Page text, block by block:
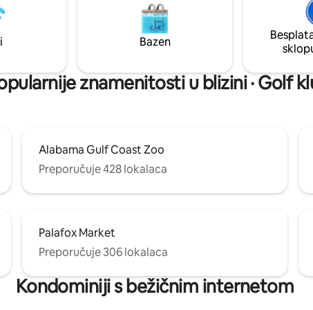
kuhinja, brzi Wi-Fi,
garažno parkiralište i
plažu – sve što vam je
ugodan boravak
kavu, NOVU perilicu/sušilicu,
ventilatore, namještaj za obalu,
kućanske aparate i podove te
površine od granita.
Bazen
znamenitosti u blizini · Golf
Alabama Gulf Coast Zoo
Preporučuje 428 lokalaca
Palafox Market
Preporučuje 306 lokalaca
Kondominiji s bežičnim internetom